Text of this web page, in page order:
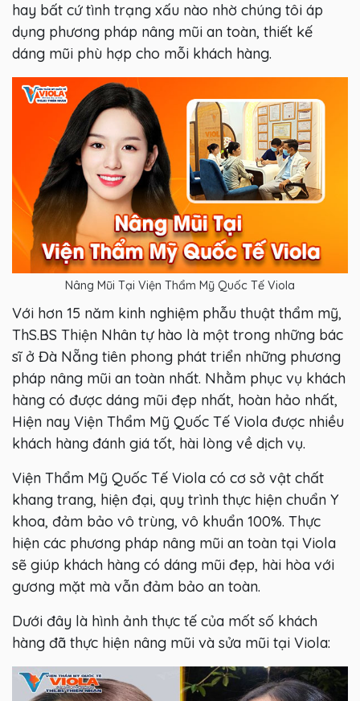
hay bất cứ tình trạng xấu nào nhờ chúng tôi áp
dụng phương pháp nâng mũi an toàn, thiết kế
dáng mũi phù hợp cho mỗi khách hàng.
Nâng Mũi Tại Viện Thẩm Mỹ Quốc Tế Viola
Với hơn 15 năm kinh nghiệm phẫu thuật thẩm mỹ,
ThS.BS Thiện Nhân tự hào là một trong những bác
sĩ ở Đà Nẵng tiên phong phát triển những phương
pháp nâng mũi an toàn nhất. Nhằm phục vụ khách
hàng có được dáng mũi đẹp nhất, hoàn hảo nhất,
Hiện nay Viện Thẩm Mỹ Quốc Tế Viola được nhiều
khách hàng đánh giá tốt, hài lòng về dịch vụ.
Viện Thẩm Mỹ Quốc Tế Viola có cơ sở vật chất
khang trang, hiện đại, quy trình thực hiện chuẩn Y
khoa, đảm bảo vô trùng, vô khuẩn 100%. Thực
hiện các phương pháp nâng mũi an toàn tại Viola
sẽ giúp khách hàng có dáng mũi đẹp, hài hòa với
gương mặt mà vẫn đảm bảo an toàn.
Dưới đây là hình ảnh thực tế của mốt số khách
hàng đã thực hiện nâng mũi và sửa mũi tại Viola: